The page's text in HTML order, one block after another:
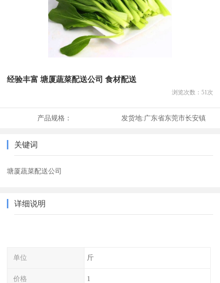
经验丰富 塘厦蔬菜配送公司 食材配送
浏览次数： 51次
产品规格： 发货地:广东省东莞市长安镇
关键词
塘厦蔬菜配送公司
详细说明
单位 斤
价格 1